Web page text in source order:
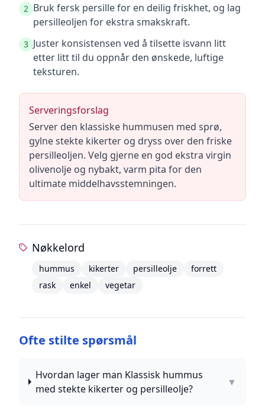
2 Bruk fersk persille for en deilig friskhet, og lag
persilleoljen for ekstra smakskraft.
3 Juster konsistensen ved å tilsette isvann litt
etter litt til du oppnår den ønskede, luftige
teksturen.
Serveringsforslag
Server den klassiske hummusen med sprø,
gylne stekte kikerter og dryss over den friske
persilleoljen. Velg gjerne en god ekstra virgin
olivenolje og nybakt, varm pita for den
ultimate middelhavsstemningen.
Nøkkelord
hummus kikerter persilleolje
forrett
rask
enkel vegetar
Ofte stilte spørsmål
Hvordan lager man Klassisk hummus
med stekte kikerter og persilleolje?
▼